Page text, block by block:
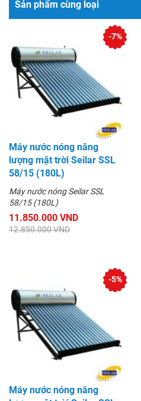
Sản phẩm cùng loại
Máy nước nóng năng
lượng mặt trời Seilar SSL
58/15 (180L)
Máy nước nóng Seilar SSL
58/15 (180L)
11.850.000 VND
12.850.000 VND
-7%
Máy nước nóng năng
-5%